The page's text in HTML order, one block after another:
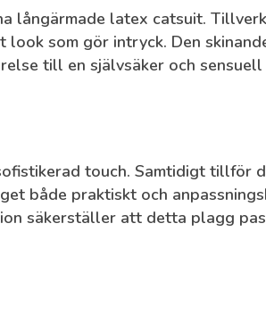
långärmade latex catsuit.
som gör intryck. Den
till en självsäker och
touch. Samtidigt tillför
både praktiskt och
säkerställer att detta plagg